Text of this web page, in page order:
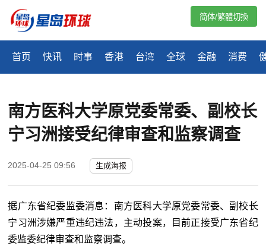
首页 快讯 时事 香港 台湾 全球 金融 消费
简体/繁體切換
南方医科大学原党委常委、副校长
宁习洲接受纪律审查和监察调查
2025-04-25 09:56 生成海报
据广东省纪委监委消息：南方医科大学原党委常委、副校长
宁习洲涉嫌严重违纪违法，主动投案，目前正接受广东省纪
委监委纪律审查和监察调查。